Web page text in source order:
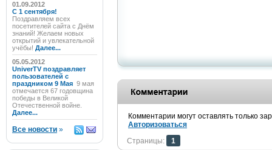
01.09.2012
C 1 сентября!
Поздравляем всех
посетителей сайта с Днём
знаний! Желаем новых
открытий и увлекательной
учёбы! Далее...
05.05.2012
UniverTV поздравляет
пользователей с
праздником 9 Мая 9 мая
отмечается 67 годовщина
победы в Великой
Отечественной войне.
Далее...
Все новости »
Комментарии могут оставлять только
Авторизоваться
Страницы:
1